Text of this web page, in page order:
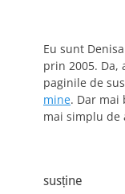
Eu sunt
prin 2005. Da,
paginile de
mine. Dar mai
mai simplu de
susține